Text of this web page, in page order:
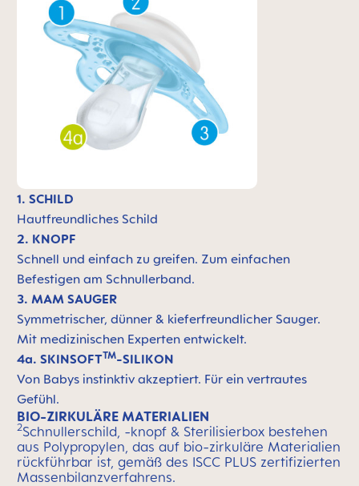
1. SCHILD
Hautfreundliches Schild
2. KNOPF
Schnell und einfach zu greifen. Zum einfachen
Befestigen am Schnullerband.
3. MAM SAUGER
Symmetrischer, dünner & kieferfreundlicher Sauger.
Mit medizinischen Experten entwickelt.
4a. SKINSOFTTM-SILIKON
Von Babys instinktiv akzeptiert. Für ein vertrautes
Gefühl.
BIO-ZIRKULÄRE MATERIALIEN
2Schnullerschild, -knopf & Sterilisierbox bestehen
aus Polypropylen, das auf bio-zirkuläre Materialien
rückführbar ist, gemäß des ISCC PLUS zertifizierten
Massenbilanzverfahrens.